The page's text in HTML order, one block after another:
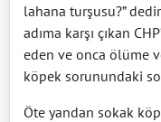
lahana turşusu?”
adıma karşı çıkan
eden ve onca ölüme
köpek sorunundaki
Öte yandan sokak